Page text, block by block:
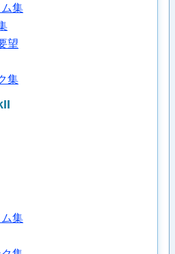
集
望
集
集